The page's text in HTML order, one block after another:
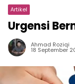
Artikel
Urgensi
Ahmad Roziqi
18 September